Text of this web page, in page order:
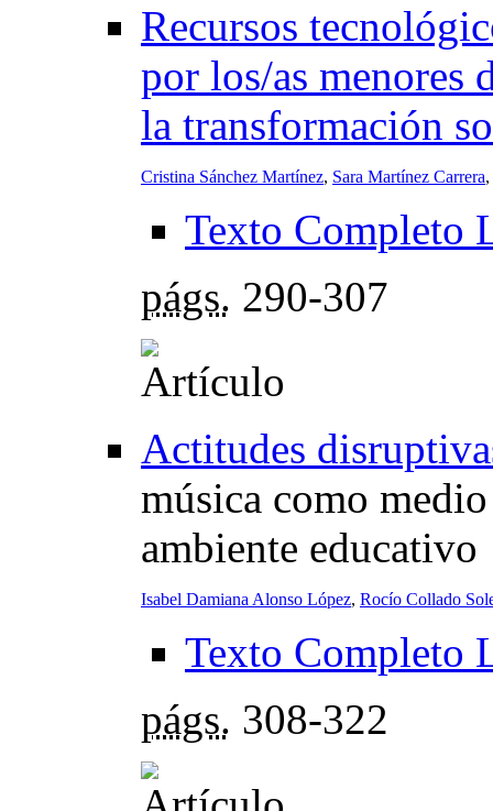
Recursos
por los/as menores
la transformación
Cristina Sánchez Martínez, Sara Martínez Carrera,
Texto Completo
págs. 290-307
Actitudes
música como
ambiente educativo
Isabel Damiana Alonso López, Rocío Collado
Texto Completo
págs. 308-322